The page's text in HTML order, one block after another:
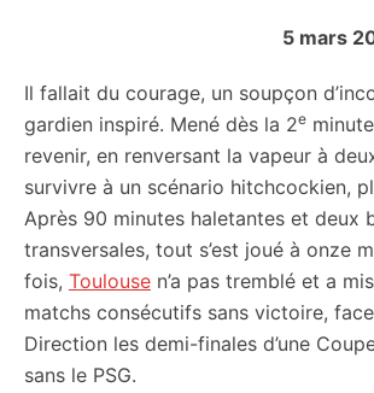
5 mars
Il fallait du courage, un soupçon
gardien inspiré. Mené dès la 2e
revenir, en renversant la vapeur à
survivre à un scénario hitchcockien,
Après 90 minutes haletantes et deux
transversales, tout s’est joué à onze
fois, Toulouse n’a pas tremblé et a
matchs consécutifs sans victoire, face
Direction les demi-finales d’une
sans le PSG.